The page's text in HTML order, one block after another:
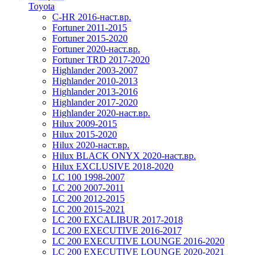
Toyota
C-HR 2016-наст.вр.
Fortuner 2011-2015
Fortuner 2015-2020
Fortuner 2020-наст.вр.
Fortuner TRD 2017-2020
Highlander 2003-2007
Highlander 2010-2013
Highlander 2013-2016
Highlander 2017-2020
Highlander 2020-наст.вр.
Hilux 2009-2015
Hilux 2015-2020
Hilux 2020-наст.вр.
Hilux BLACK ONYX 2020-наст.вр.
Hilux EXCLUSIVE 2018-2020
LC 100 1998-2007
LC 200 2007-2011
LC 200 2012-2015
LC 200 2015-2021
LC 200 EXCALIBUR 2017-2018
LC 200 EXECUTIVE 2016-2017
LC 200 EXECUTIVE LOUNGE 2016-2020
LC 200 EXECUTIVE LOUNGE 2020-2021